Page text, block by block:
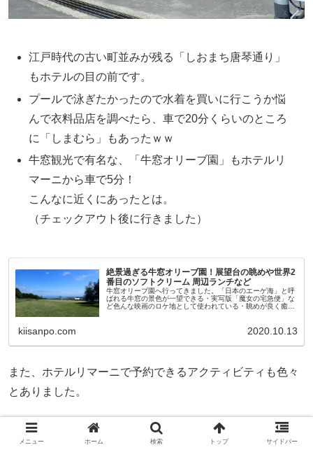
江戸時代の古い町並みが残る「しおまち唐琴通り」
もホテルの目の前です。
プールで泳ぎたかったので水着を買いに行こうか悩
んで衣料品店を調べたら、車で20分くらいのところ
に「しまむら」もあったｗｗ
牛窓観光で有名な、「牛窓オリーブ園」もホテルリ
マーニから車で5分！
こんなに近くにあったとは。
（チェックアウト後に行きました）
絶景過ぎる牛窓オリーブ園！展望台の眺めや世界2
番目のソフトクリーム 周辺ランチなど
牛窓オリーブ園へ行ってきました。「日本のエーゲ海」と呼
ばれる牛窓の景色が一望できる・実写版「魔女の宅急便」な
ど色んな映画のロケ地として使われている・眺めが良く癒さ
kiisanpo.com 2020.10.13
また、ホテルリマーニで予約できるアクティビティも色々
とありました。
干潮時に砂の道が現れる「ヴィーナスロード」
メニュー ホーム 検索 トップ サイドバー